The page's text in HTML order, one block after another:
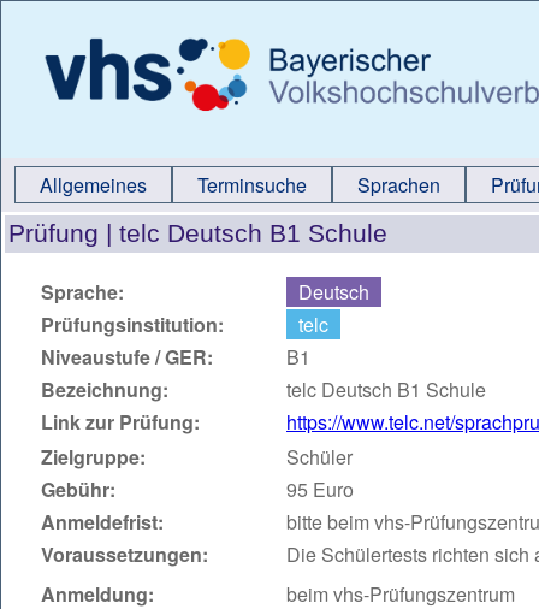
Allgemeines Terminsuche Sprachen
Prüfung | telc Deutsch B1 Schule
Sprache:
Deutsch
Prüfungsinstitution:
telc
Niveaustufe / GER:
B1
Bezeichnung:
telc Deutsch B1 Schule
Link zur Prüfung:
https://www.telc.net/
Zielgruppe:
Schüler
Gebühr:
95 Euro
Anmeldefrist:
bitte beim vhs-
Voraussetzungen:
Die Schülertests richten sich
Anmeldung:
beim vhs-Prüfungszentrum